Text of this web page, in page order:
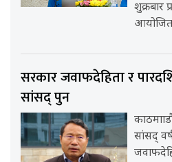
शुक्रबार
आयोजित
सरकार जवाफदेहिता र
सांसद् पुन
सांसद्